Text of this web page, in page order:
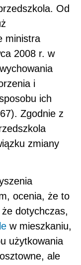
Od
ministra
2008 r. w
i
ich
Zgodnie z
zmiany
ocenia, że to
dotychczas,
w mieszkaniu,
użytkowania
ale